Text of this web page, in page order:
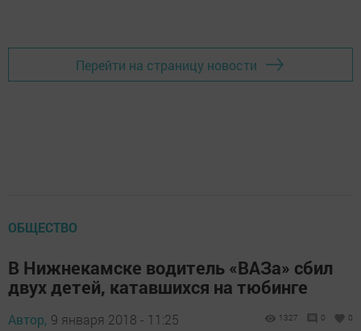
Перейти на страницу новости
ОБЩЕСТВО
В Нижнекамске водитель «ВАЗа» сбил
двух детей, катавшихся на тюбинге
Автор, 9 января 2018 - 11:25 1327 0 0